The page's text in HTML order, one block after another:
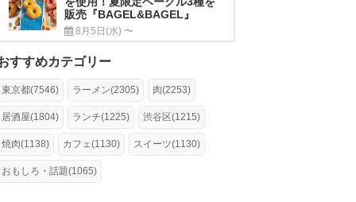
販売『BAGEL&BAGEL』
8月5日(水) 〜
すすめカテゴリー
東京都(7546) ラーメン(2305) 肉(2253)
居酒屋(1804) ランチ(1225) 渋谷区(1215)
焼肉(1138) カフェ(1130) スイーツ(1130)
おもしろ・話題(1065)